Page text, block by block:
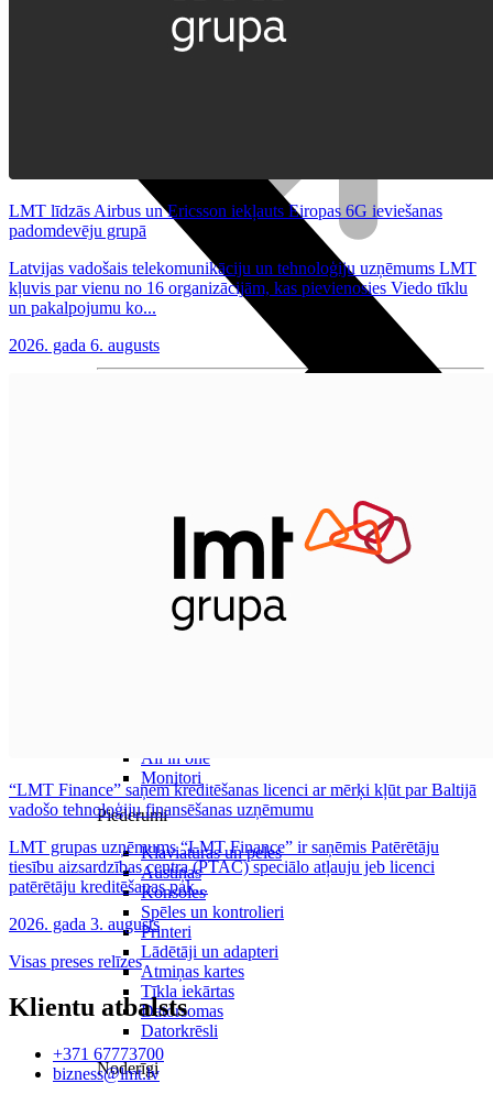
Irbuļi
Klaviatūras un peles
Datortehnika
All in one
Monitori
Piederumi
Klaviatūras un peles
Austiņas
Konsoles
Spēles un kontrolieri
Printeri
Lādētāji un adapteri
Atmiņas kartes
Tīkla iekārtas
Datorsomas
Datorkrēsli
Noderīgi
LMT līdzās Airbus un Ericsson iekļauts Eiropas 6G ieviešanas
padomdevēju grupā
Latvijas vadošais telekomunikāciju un tehnoloģiju uzņēmums LMT
kļuvis par vienu no 16 organizācijām, kas pievienosies Viedo tīklu
un pakalpojumu ko...
2026. gada 6. augusts
“LMT Finance” saņem kreditēšanas licenci ar mērķi kļūt par Baltijā
vadošo tehnoloģiju finansēšanas uzņēmumu
LMT grupas uzņēmums “LMT Finance” ir saņēmis Patērētāju
tiesību aizsardzības centra (PTAC) speciālo atļauju jeb licenci
patērētāju kreditēšanas pak...
2026. gada 3. augusts
Visas preses relīzes
Klientu atbalsts
+371 67773700
bizness@lmt.lv